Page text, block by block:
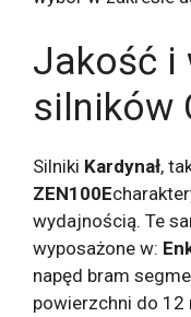
Jakość i
silników
Silniki Kardynał,
ZEN100E
wydajnością. Te
wyposażone w:
napęd bram
powierzchni do 12